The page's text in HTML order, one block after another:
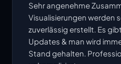
Sehr angenehme
Visualisierungen werden
zuverlässig erstellt. Es
Updates & man wird
Stand gehalten.